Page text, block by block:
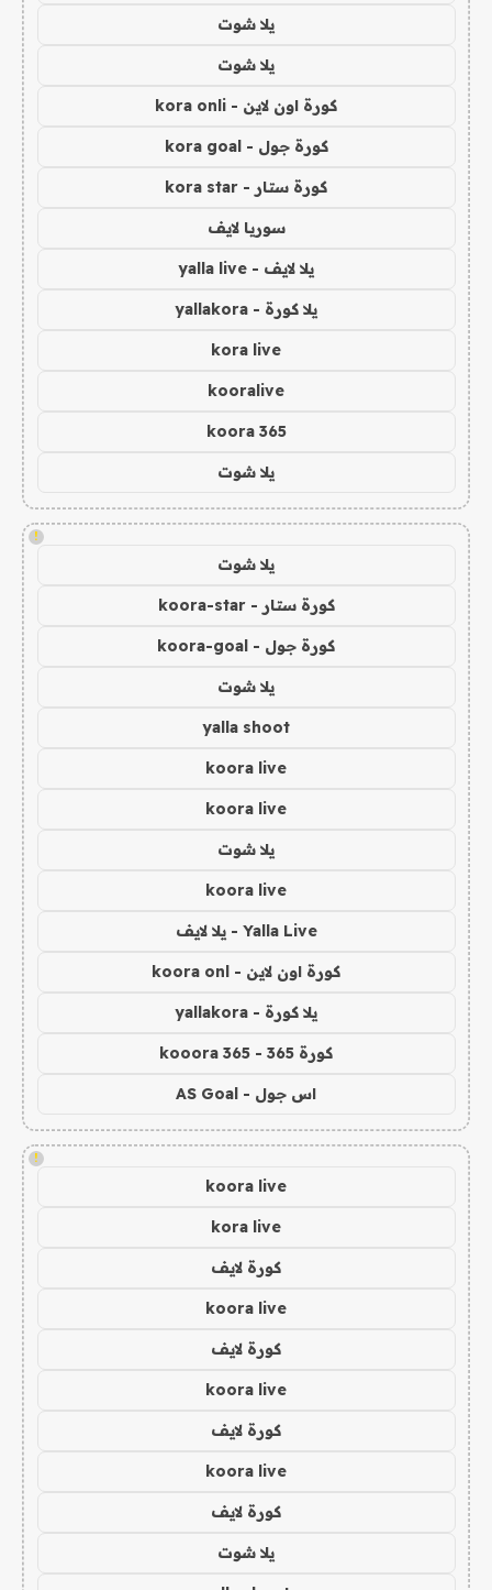
يلا شوت
يلا شوت
كورة اون لاين - kora onli
كورة جول - kora goal
كورة ستار - kora star
سوريا لايف
يلا لايف - yalla live
يلا كورة - yallakora
kora live
kooralive
koora 365
يلا شوت
!
يلا شوت
كورة ستار - koora-star
كورة جول - koora-goal
يلا شوت
yalla shoot
koora live
koora live
يلا شوت
koora live
Yalla Live - يلا لايف
كورة اون لاين - koora onl
يلا كورة - yallakora
كورة 365 - kooora 365
اس جول - AS Goal
!
koora live
kora live
كورة لايف
koora live
كورة لايف
koora live
كورة لايف
koora live
كورة لايف
يلا شوت